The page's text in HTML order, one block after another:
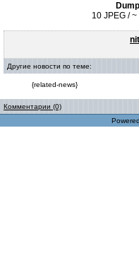
10 JPEG /
Другие новости по теме:
{related-news}
Комментарии (0)